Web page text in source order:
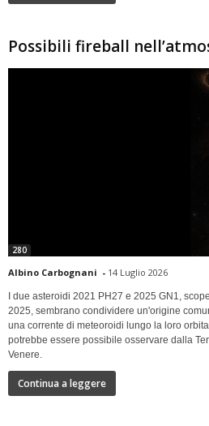
Possibili fireball
280
Albino Carbognani - 14 Luglio 2026
I due asteroidi 2021 PH27 e 2025 GN1,
2025, sembrano condividere un'origine
una corrente di meteoroidi lungo la loro
potrebbe essere possibile osservare dalla
Venere.
Continua a leggere